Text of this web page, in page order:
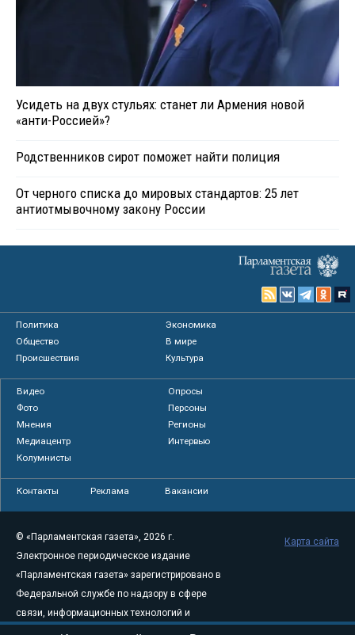
Усидеть на двух стульях: станет ли Армения новой
«анти-Россией»?
Родственников сирот поможет найти полиция
От черного списка до мировых стандартов: 25 лет
антиотмывочному закону России
Политика
Экономика
Общество
В мире
Происшествия
Культура
Видео
Опросы
Фото
Персоны
Мнения
Регионы
Медиацентр
Интервью
Колумнисты
Контакты Реклама Вакансии
© «Парламентская газета», 2026 г.
Электронное периодическое издание
«Парламентская газета» зарегистрировано в
Федеральной службе по надзору в сфере
связи, информационных технологий и
массовых коммуникаций (Роскомнадзор) 05
Карта сайта